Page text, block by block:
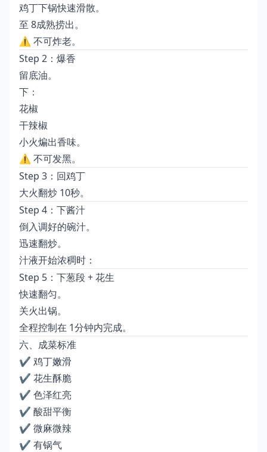
鸡丁下锅快速滑散。
至 8成熟捞出。
⚠️ 不可炸老。
Step 2：爆香
留底油。
下：
花椒
干辣椒
小火煸出香味。
⚠️ 不可发黑。
Step 3：回鸡丁
大火翻炒 10秒。
Step 4：下酱汁
倒入调好的碗汁。
迅速翻炒。
汁液开始浓稠时：
Step 5：下葱段 + 花生
快速翻匀。
关火出锅。
全程控制在 1分钟内完成。
六、成菜标准
✔ 鸡丁嫩滑
✔ 花生酥脆
✔ 色泽红亮
✔ 酸甜平衡
✔ 微麻微辣
✔ 有锅气